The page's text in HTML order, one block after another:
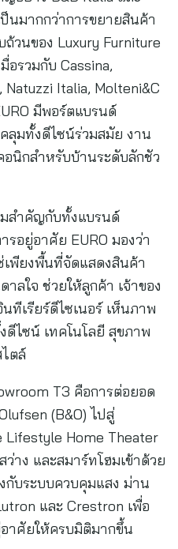
นมากกว่าการขยายสินค้า
วนของ Luxury Furniture
อรวมกับ Cassina,
Italia, Molteni&C
มีพอร์ตแบรนด์
ลุมทั้งดีไซน์ร่วมสมัย งาน
นิกสำหรับบ้านระดับลักชัว
สำคัญกับทั้งแบรนด์
รอยู่อาศัย EURO มองว่า
เพียงพื้นที่จัดแสดงสินค้า
ลใจ ช่วยให้ลูกค้า เจ้าของ
เรียร์ดีไซเนอร์ เห็นภาพ
ไซน์ เทคโนโลยี สุขภาพ
ตล์
T3 คือการต่อยอด
(B&O) ไปสู่
Home Theater
าง และสมาร์ทโฮมเข้าด้วย
กับระบบควบคุมแสง ม่าน
และ Crestron เพื่อ
าศัยให้ครบมิติมากขึ้น